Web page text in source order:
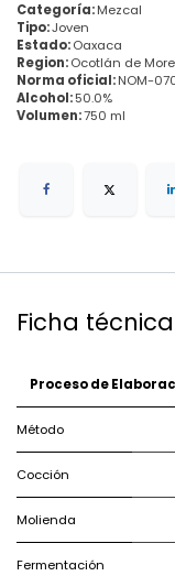
Categoría:Mezcal
Tipo:Joven
Estado:Oaxaca
Region:Ocotlán de
Norma oficial:NOM-
Alcohol:50.0%
Volumen:750 ml
Ficha técnica
Proceso de
Método
Cocción
Molienda
Fermentación